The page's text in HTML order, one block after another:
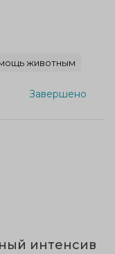
животным
Завершено
интенсив